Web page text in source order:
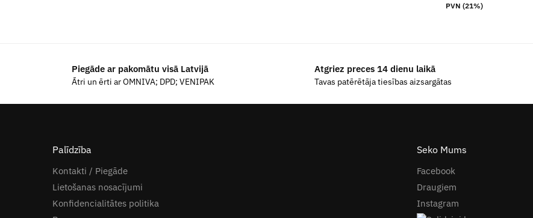
PVN (21%)
Piegāde ar pakomātu visā Latvijā
Ātri un ērti ar OMNIVA; DPD; VENIPAK
Atgriez preces 14 dienu laikā
Tavas patērētāja tiesības aizsargātas
Palīdzība
Kontakti / Piegāde
Lietošanas nosacījumi
Konfidencialitātes politika
Seko Mums
Facebook
Draugiem
Instagram